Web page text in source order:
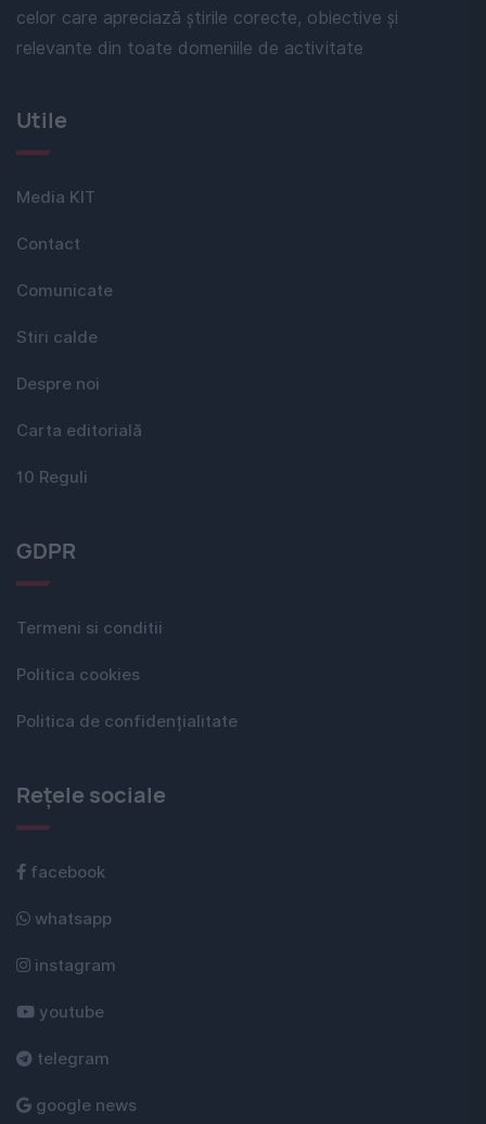
celor care apreciază știrile corecte, obiective și
relevante din toate domeniile de activitate
Utile
Media KIT
Contact
Comunicate
Stiri calde
Despre noi
Carta editorială
10 Reguli
GDPR
Termeni si conditii
Politica cookies
Politica de confidențialitate
Rețele sociale
facebook
whatsapp
instagram
youtube
telegram
google news